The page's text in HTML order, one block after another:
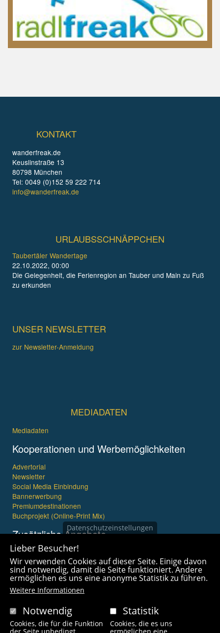
KONTAKT
wanderfreak.de
Keuslinstraße 13
80798 München
Tel: 0049 (0)152 59 222 714
info@wanderfreak.de
URLAUBSSCHNÄPPCHEN
Taubertäler Wandertage
22.10.2022, 00:00
Die Gelegenheit, die Ferienregion an Tauber und Main zu Fuß
zu erkunden
UNSER NEWSLETTER
zur Newsletter-Anmeldung
MEDIADATEN
Mediadaten
Kooperationen und Werbemöglichkeiten
Advertorial
Newsletter
Social Media Einbindung
Bannerwerbung
Premiumdestinationen
Buchprojekt (Online-Print Mix)
Zusätzliche Angebote
Imagefilme und mehr
360° x 360° Fotografie
Copyright © 2021 wanderfreak.de. Alle Rechte vorbehalten.
Datenschutzeinstellungen
Lieber Besucher!
Wir verwenden Cookies auf dieser Seite. Einige davon
sind notwendig, damit die Seite funktioniert. Andere
ermöglichen es uns eine anonyme Statistik zu führen.
Weitere Informationen
Notwendig
Cookies, die für die Funktion
Statistik
Cookies, die es uns